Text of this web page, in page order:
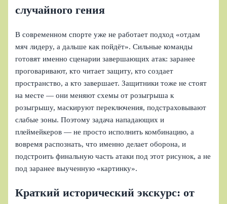
случайного гения
В современном спорте уже не работает подход «отдам
мяч лидеру, а дальше как пойдёт». Сильные команды
готовят именно сценарии завершающих атак: заранее
проговаривают, кто читает защиту, кто создает
пространство, а кто завершает. Защитники тоже не стоят
на месте — они меняют схемы от розыгрыша к
розыгрышу, маскируют переключения, подстраховывают
слабые зоны. Поэтому задача нападающих и
плеймейкеров — не просто исполнить комбинацию, а
вовремя распознать, что именно делает оборона, и
подстроить финальную часть атаки под этот рисунок, а не
под заранее выученную «картинку».
Краткий исторический экскурс: от